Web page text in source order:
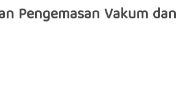
Pengemasan Vakum